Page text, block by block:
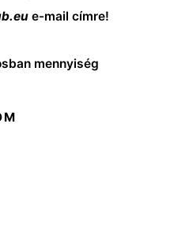
e-mail címre!
mennyiség